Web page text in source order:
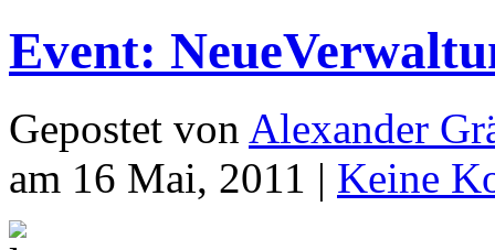
Event:
Gepostet von Alexander
am 16 Mai, 2011 | Keine